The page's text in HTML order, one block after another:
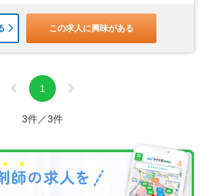
この求人に興味がある
1
3件／3件